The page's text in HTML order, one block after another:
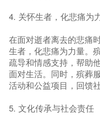
4. 关怀生者，化悲痛为
在面对逝者离去的悲痛
生者，化悲痛为力量。
疏导和情感支持，帮助
面对生活。同时，殡葬
活动和公益项目，回馈
5. 文化传承与社会责任